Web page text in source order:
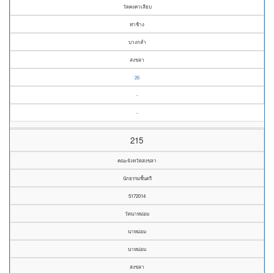
วัดคงคาเลียบ
ท่าช้าง
บางกล่ำ
สงขลา
26
-
-
215
คณะจังหวัดสงขลา
นักธรรมชั้นตรี
5172014
วัดนาหม่อม
นาหม่อม
นาหม่อม
สงขลา